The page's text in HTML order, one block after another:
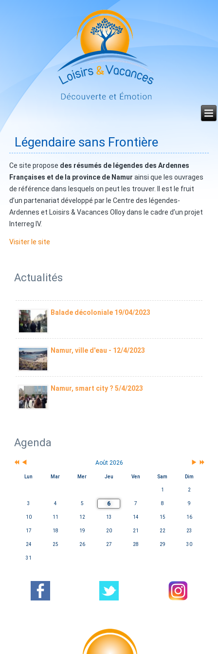
Légendaire sans Frontière
Ce site propose des résumés de légendes des Ardennes
Françaises et de la province de Namur ainsi que les ouvrages
de référence dans lesquels on peut les trouver. Il est le fruit
d’un partenariat développé par le Centre des légendes-
Ardennes et Loisirs & Vacances Olloy dans le cadre d’un projet
Interreg IV.
Visiter le site
Actualités
Balade décoloniale 19/04/2023
Namur, ville d'eau - 12/4/2023
Namur, smart city ? 5/4/2023
Agenda
précédenteprécédent
Août 2026
Lun Mar Mer Jeu Ven Sam Dim
1 2
3 4 5 6 7 8 9
10 11 12 13 14 15 16
17 18 19 20 21 22 23
24 25 26 27 28 29 30
31